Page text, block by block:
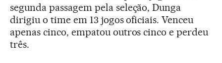
segunda passagem pela seleção, Dunga
dirigiu o time em 13 jogos oficiais. Venceu
apenas cinco, empatou outros cinco e perdeu
três.